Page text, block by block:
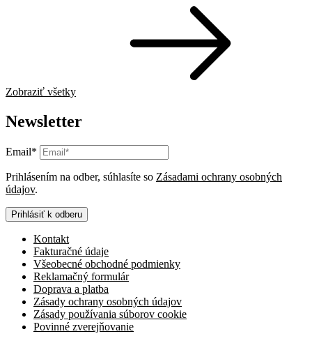
Zobraziť všetky
Newsletter
Email*
Prihlásením na odber, súhlasíte so Zásadami ochrany osobných
údajov.
Prihlásiť k odberu
Kontakt
Fakturačné údaje
Všeobecné obchodné podmienky
Reklamačný formulár
Doprava a platba
Zásady ochrany osobných údajov
Zásady používania súborov cookie
Povinné zverejňovanie